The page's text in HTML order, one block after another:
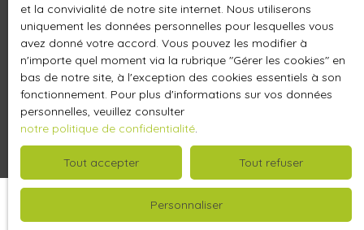
que vous désirez ? Alors, contactez La Petite Agence.
Tout comme leurs chiens, nos conseillers ont du flair pour
dénicher lebien idéal pour nos clients.
et la convivialité de notre site internet. Nous utiliserons
uniquement les données personnelles pour lesquelles vous
avez donné votre accord. Vous pouvez les modifier à
n'importe quel moment via la rubrique ″Gérer les cookies″ en
bas de notre site, à l'exception des cookies essentiels à son
fonctionnement. Pour plus d'informations sur vos données
personnelles, veuillez consulter
notre politique de confidentialité.
Tout accepter Tout refuser
Personnaliser